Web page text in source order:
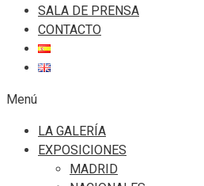
SALA DE PRENSA
CONTACTO
Menú
LA GALERÍA
EXPOSICIONES
MADRID